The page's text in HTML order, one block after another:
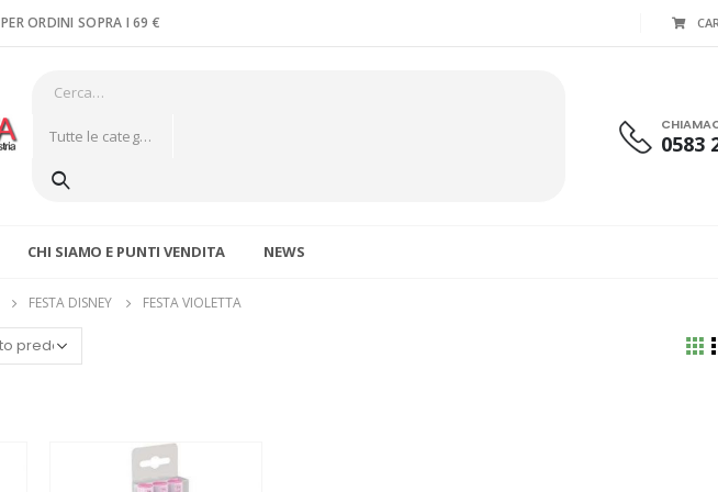
PER ORDINI SOPRA I 69 €
Tutte le categorie 0583
CHI SIAMO E PUNTI VENDITA NEWS
FESTA DISNEY FESTA VIOLETTA